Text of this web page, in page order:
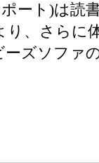
ポート)は
、さらに
ーズソフ